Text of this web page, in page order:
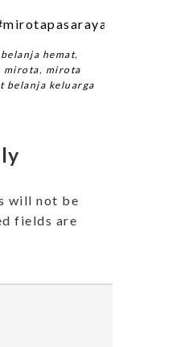
belanja hemat,
mirota, mirota
belanja keluarga
will not be
fields are